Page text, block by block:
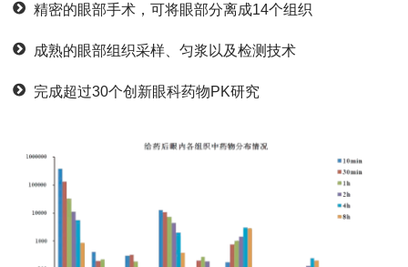
精密的眼部手术，可将眼部分离成14个组织
成熟的眼部组织采样、匀浆以及检测技术
完成超过30个创新眼科药物PK研究